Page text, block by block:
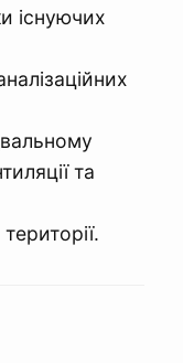
існуючих
та